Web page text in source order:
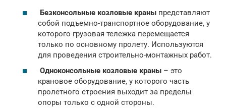
Безконсольные козловые краны представляют
собой подъемно-транспортное оборудование, у
которого грузовая тележка перемещается
только по основному пролету. Используются
для проведения строительно-монтажных работ.
Одноконсольные козловые краны – это
крановое оборудование, у которого часть
пролетного строения выходит за пределы
опоры только с одной стороны.